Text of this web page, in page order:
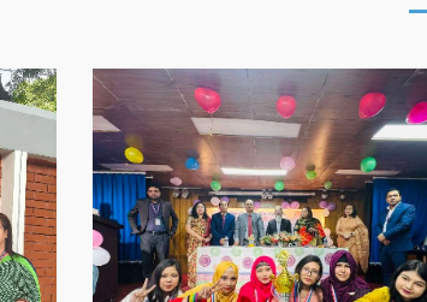
গৌরবের মুহূর্ত
গৌরবের মুহূর্ত